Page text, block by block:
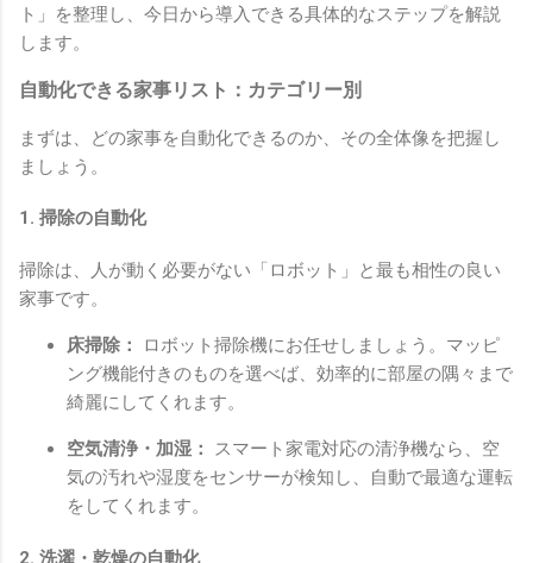
ト」を整理し、今日から導入できる具体的なステップを解説
します。
自動化できる家事リスト：カテゴリー別
まずは、どの家事を自動化できるのか、その全体像を把握し
ましょう。
1. 掃除の自動化
掃除は、人が動く必要がない「ロボット」と最も相性の良い
家事です。
床掃除：
ロボット掃除機にお任せしましょう。マッピ
ング機能付きのものを選べば、効率的に部屋の隅々まで
綺麗にしてくれます。
空気清浄・加湿：
スマート家電対応の清浄機なら、空
気の汚れや湿度をセンサーが検知し、自動で最適な運転
をしてくれます。
2. 洗濯・乾燥の自動化